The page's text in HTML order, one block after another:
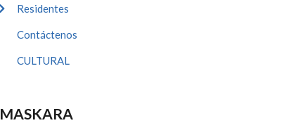
Residentes
Contáctenos
CULTURAL
MASKARA